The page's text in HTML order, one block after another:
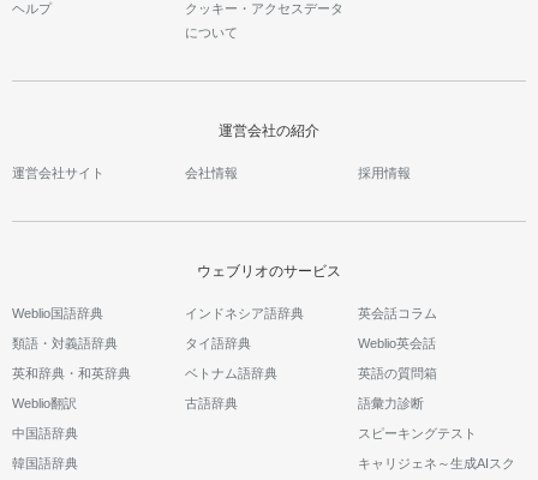
ヘルプ
クッキー・アクセスデータ
について
運営会社の紹介
運営会社サイト 会社情報 採用情報
ウェブリオのサービス
Weblio国語辞典
類語・対義語辞典
英和辞典・和英辞典
Weblio翻訳
中国語辞典
韓国語辞典
インドネシア語辞典
タイ語辞典
ベトナム語辞典
古語辞典
英会話コラム
Weblio英会話
英語の質問箱
語彙力診断
スピーキングテスト
キャリジェネ～生成AIスク